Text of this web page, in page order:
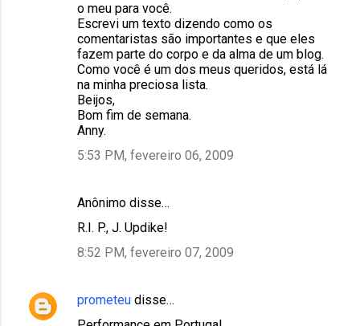
o meu para você.
Escrevi um texto dizendo como os
comentaristas são importantes e que eles
fazem parte do corpo e da alma de um blog.
Como você é um dos meus queridos, está lá
na minha preciosa lista.
Beijos,
Bom fim de semana.
Anny.
5:53 PM, fevereiro 06, 2009
Anônimo disse…
R.I. P., J. Updike!
8:52 PM, fevereiro 07, 2009
prometeu disse…